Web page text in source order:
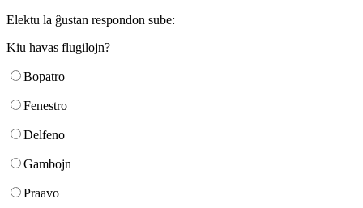
Elektu la ĝustan respondon sube:
Kiu havas flugilojn?
Bopatro
Fenestro
Delfeno
Gambojn
Praavo